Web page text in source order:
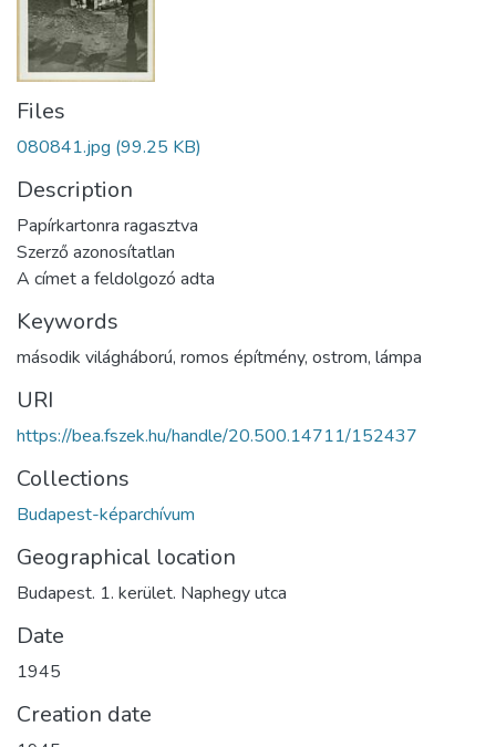
Files
080841.jpg (99.25 KB)
Description
Papírkartonra ragasztva
Szerző azonosítatlan
A címet a feldolgozó adta
Keywords
második világháború, romos építmény, ostrom, lámpa
URI
https://bea.fszek.hu/handle/20.500.14711/152437
Collections
Budapest-képarchívum
Geographical location
Budapest. 1. kerület. Naphegy utca
Date
1945
Creation date